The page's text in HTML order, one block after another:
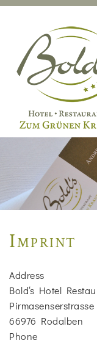
Imprint
Address
Bold‘s Hotel
Pirmasenserstrasse
66976 Rodalben
Phone